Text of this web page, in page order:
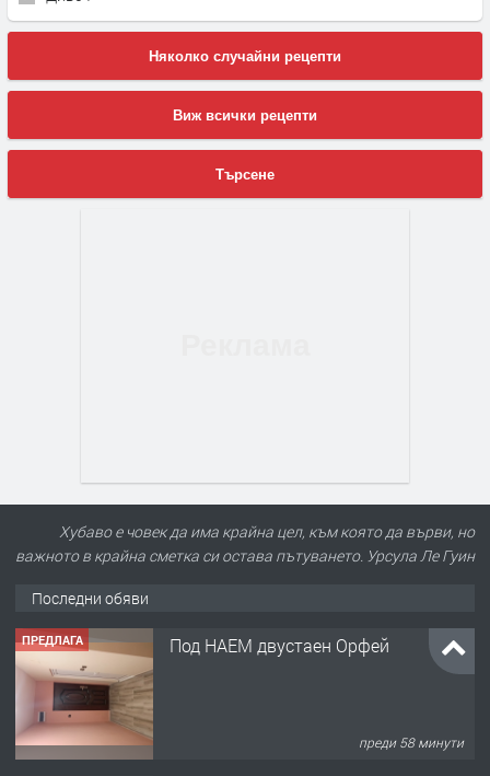
Няколко случайни рецепти
Виж всички рецепти
Търсене
Хубаво е човек да има крайна цел, към която да върви, но
важното в крайна сметка си остава пътуването. Урсула Ле Гуин
Последни обяви
ПРЕДЛАГА Под НАЕМ двустаен Орфей
преди 58 минути